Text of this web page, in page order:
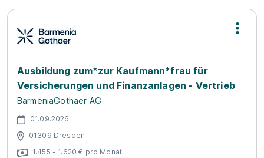
Ausbildung zum*zur Kaufmann*frau für
Versicherungen und Finanzanlagen - Vertrieb
BarmeniaGothaer AG
01.09.2026
01309 Dresden
1.455 - 1.620 € pro Monat